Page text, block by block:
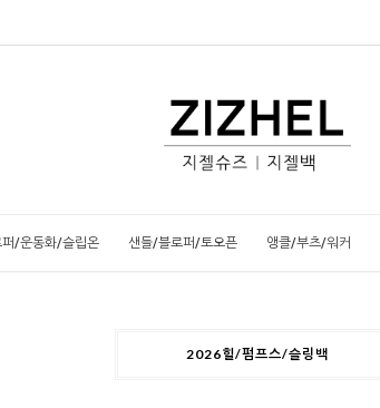
/운동화/슬립온 샌들/블로퍼/토오픈 앵클/부츠/워커
2026힐/펌프스/슬링백